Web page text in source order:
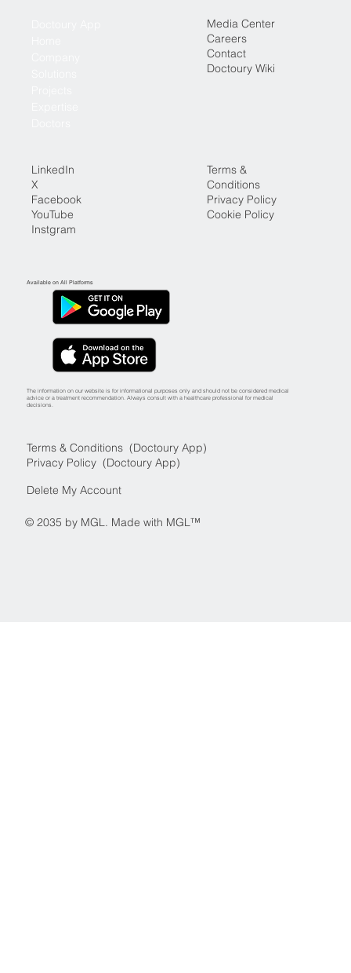
Media Center
Careers
Contact
Doctoury Wiki
Terms &
Conditions
Privacy Policy
Cookie Policy
LinkedIn
X
Facebook
YouTube
Instgram
Available on All Platforms
The information on our website is for informational purposes only and should not be considered medical
advice or a treatment recommendation. Always consult with a healthcare professional for medical
decisions.
Terms & Conditions (Doctoury App)
Privacy Policy (Doctoury App)
Delete My Account
© 2035 by MGL. Made with MGL™